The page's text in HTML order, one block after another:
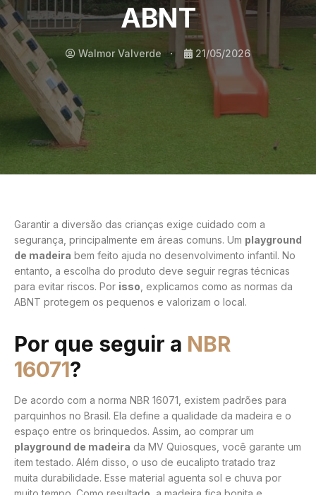
ABNT
Walmor Valverde 21/05/2026
Garantir a diversão das crianças exige cuidado com a
segurança, principalmente em áreas comuns. Um playground
de madeira bem feito ajuda no desenvolvimento infantil. No
entanto, a escolha do produto deve seguir regras técnicas
para evitar riscos. Por isso , explicamos como as normas da
ABNT protegem os pequenos e valorizam o local.
Por que seguir a NBR
16071?
De acordo com a norma NBR 16071, existem padrões para
parquinhos no Brasil. Ela define a qualidade da madeira e o
espaço entre os brinquedos. Assim, ao comprar um
playground de madeira da MV Quiosques, você garante um
item testado. Além disso, o uso de eucalipto tratado traz
muita durabilidade. Esse material aguenta sol e chuva por